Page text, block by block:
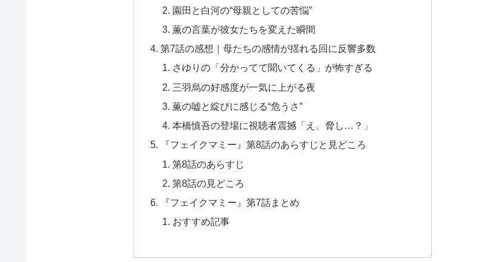
園田と白河の“母親としての苦悩”
薫の言葉が彼女たちを変えた瞬間
第7話の感想｜母たちの感情が揺れる回に反響多数
さゆりの「分かってて聞いてくる」が怖すぎる
三羽烏の好感度が一気に上がる夜
薫の嘘と綻びに感じる“危うさ”
本橋慎吾の登場に視聴者震撼「え、脅し…？」
『フェイクマミー』第8話のあらすじと見どころ
第8話のあらすじ
第8話の見どころ
『フェイクマミー』第7話まとめ
おすすめ記事